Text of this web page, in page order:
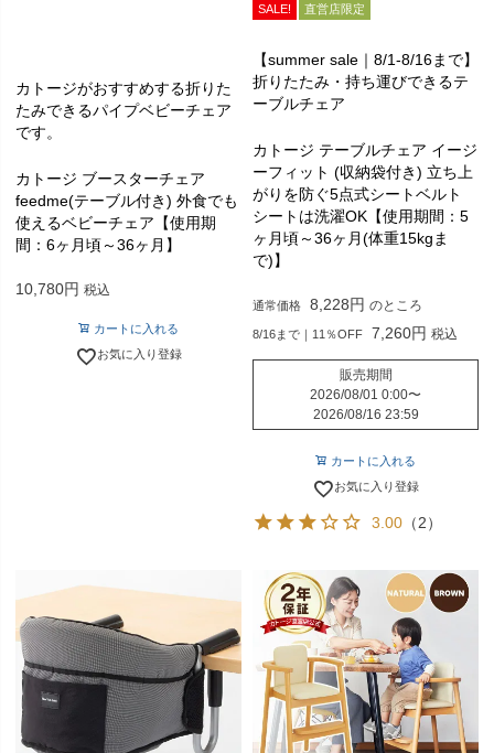
カトージがおすすめする折りた
たみできるパイプベビーチェア
です。
カトージ ブースターチェア
feedme(テーブル付き) 外食でも
使えるベビーチェア【使用期
間：6ヶ月頃～36ヶ月】
10,780 税込
カートに入れる
お気に入り登録
SALE! 直営店限定
【summer sale｜8/1-8/16まで】
折りたたみ・持ち運びできるテ
ーブルチェア
カトージ テーブルチェア イージ
ーフィット (収納袋付き) 立ち上
がりを防ぐ5点式シートベルト
シートは洗濯OK【使用期間：5
ヶ月頃～36ヶ月(体重15kgま
で)】
通常価格 8,228 のところ
8/16まで｜11％OFF 7,260 税込
販売期間
2026/08/01 0:00〜
2026/08/16 23:59
カートに入れる
お気に入り登録
3.00 （2）